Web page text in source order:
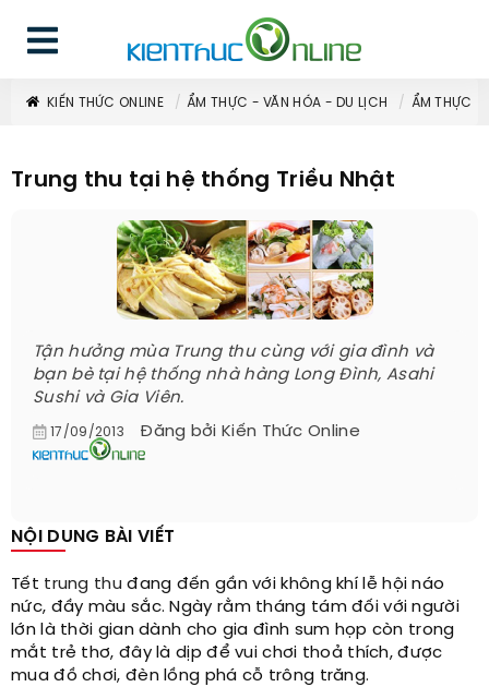
KIẾN THỨC ONLINE ẨM THỰC - VĂN HÓA - DU LỊCH ẨM THỰC
Trung thu tại hệ thống Triều Nhật
Tận hưởng mùa Trung thu cùng với gia đình và
bạn bè tại hệ thống nhà hàng Long Đình, Asahi
Sushi và Gia Viên.
17/09/2013 Đăng bởi Kiến Thức Online
NỘI DUNG BÀI VIẾT
Tết trung thuđang đến gần với không khí lễ hội náo
nức, đầy màu sắc. Ngày rằm tháng tám đối với người
lớn là thời gian dành cho gia đình sum họp còn trong
mắt trẻ thơ, đây là dịp để vui chơi thoả thích, được
mua đồ chơi, đèn lồng phá cỗ trông trăng.